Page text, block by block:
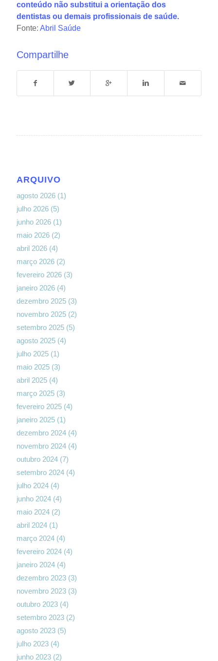
conteúdo não substitui a orientação dos
dentistas ou demais profissionais de saúde.
Fonte: Abril Saúde
Compartilhe
ARQUIVO
agosto 2026(1)
julho 2026(5)
junho 2026(1)
maio 2026(2)
abril 2026(4)
março 2026(2)
fevereiro 2026(3)
janeiro 2026(4)
dezembro 2025(3)
novembro 2025(2)
setembro 2025(5)
agosto 2025(4)
julho 2025(1)
maio 2025(3)
abril 2025(4)
março 2025(3)
fevereiro 2025(4)
janeiro 2025(1)
dezembro 2024(4)
novembro 2024(4)
outubro 2024(7)
setembro 2024(4)
julho 2024(4)
junho 2024(4)
maio 2024(2)
abril 2024(1)
março 2024(4)
fevereiro 2024(4)
janeiro 2024(4)
dezembro 2023(3)
novembro 2023(3)
outubro 2023(4)
setembro 2023(2)
agosto 2023(5)
julho 2023(4)
junho 2023(2)